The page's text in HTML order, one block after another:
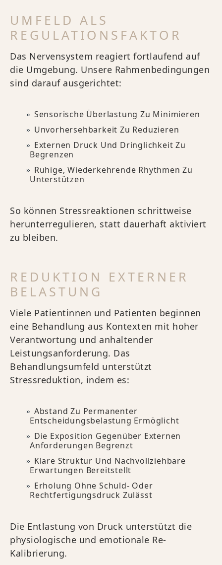
UMFELD ALS
REGULATIONSFAKTOR
Das Nervensystem reagiert fortlaufend auf
die Umgebung. Unsere Rahmenbedingungen
sind darauf ausgerichtet:
Sensorische Überlastung Zu Minimieren
Unvorhersehbarkeit Zu Reduzieren
Externen Druck Und Dringlichkeit Zu
Begrenzen
Ruhige, Wiederkehrende Rhythmen Zu
Unterstützen
So können Stressreaktionen schrittweise
herunterregulieren, statt dauerhaft aktiviert
zu bleiben.
REDUKTION EXTERNER
BELASTUNG
Viele Patientinnen und Patienten beginnen
eine Behandlung aus Kontexten mit hoher
Verantwortung und anhaltender
Leistungsanforderung. Das
Behandlungsumfeld unterstützt
Stressreduktion, indem es:
Abstand Zu Permanenter
Entscheidungsbelastung Ermöglicht
Die Exposition Gegenüber Externen
Anforderungen Begrenzt
Klare Struktur Und Nachvollziehbare
Erwartungen Bereitstellt
Erholung Ohne Schuld- Oder
Rechtfertigungsdruck Zulässt
Die Entlastung von Druck unterstützt die
physiologische und emotionale Re-
Kalibrierung.